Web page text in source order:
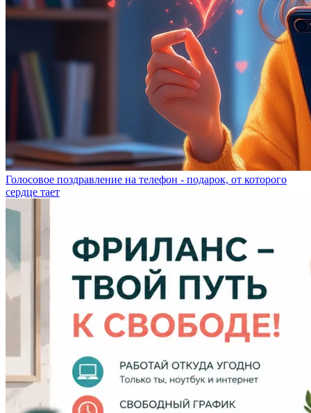
Голосовое поздравление на телефон - подарок, от которого
сердце тает